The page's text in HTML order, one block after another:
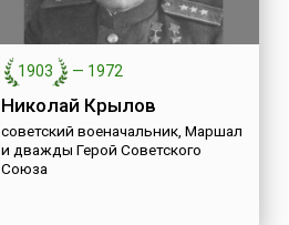
1903 — 1972
Николай Крылов
советский военачальник, Маршал
и дважды Герой Советского
Союза